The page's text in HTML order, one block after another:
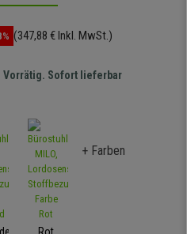
(347,88 € Inkl. MwSt.)
Vorrätig. Sofort lieferbar
+ Farben